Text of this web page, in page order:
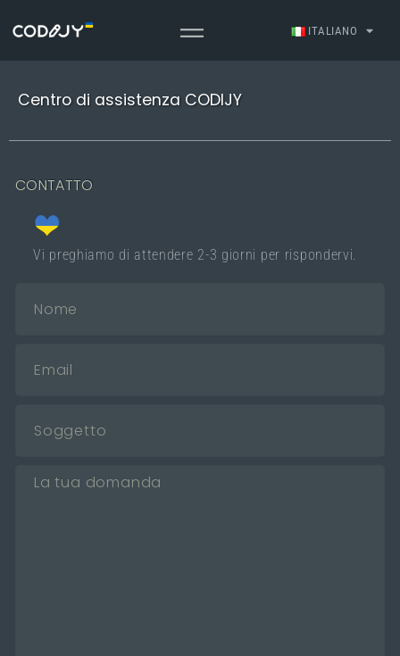
ITALIANO
Centro di assistenza CODIJY
CONTATTO
Vi preghiamo di attendere 2-3 giorni per rispondervi.